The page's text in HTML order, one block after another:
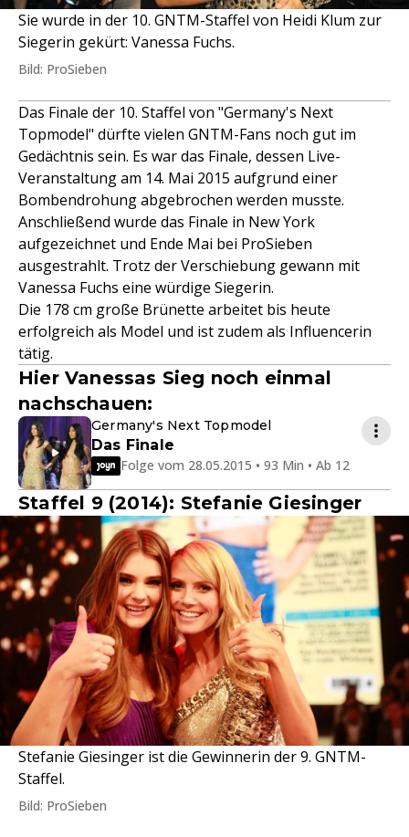
Sie wurde in der 10. GNTM-Staffel von Heidi Klum zur
Siegerin gekürt: Vanessa Fuchs.
Bild: ProSieben
Das Finale der 10. Staffel von "Germany's Next
Topmodel" dürfte vielen GNTM-Fans noch gut im
Gedächtnis sein. Es war das Finale, dessen Live-
Veranstaltung am 14. Mai 2015 aufgrund einer
Bombendrohung abgebrochen werden musste.
Anschließend wurde das Finale in New York
aufgezeichnet und Ende Mai bei ProSieben
ausgestrahlt. Trotz der Verschiebung gewann mit
Vanessa Fuchs eine würdige Siegerin.
Die 178 cm große Brünette arbeitet bis heute
erfolgreich als Model und ist zudem als Influencerin
tätig.
Hier Vanessas Sieg noch einmal
nachschauen:
Germany's Next Topmodel
Das Finale
Folge vom 28.05.2015 • 93 Min • Ab 12
Staffel 9 (2014): Stefanie Giesinger
Stefanie Giesinger ist die Gewinnerin der 9. GNTM-
Staffel.
Bild: ProSieben